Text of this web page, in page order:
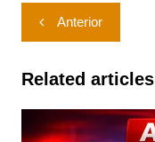
Navegação
de
Post
Anterior
Related articles